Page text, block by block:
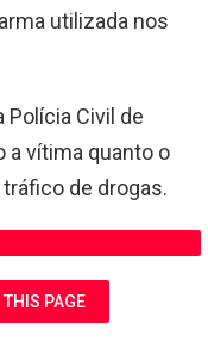
utilizada nos
Polícia Civil de
a vítima quanto o
de drogas.
THIS PAGE